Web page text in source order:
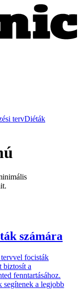
tervDiéták
számára
tervvel focisták
biztosít a
fenntartásához.
segítenek a legjobb